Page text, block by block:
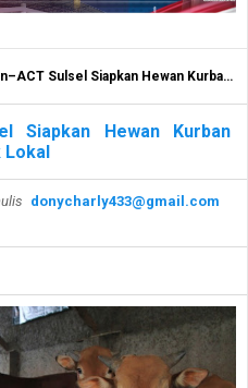
Siapkan Hewan Kurban Terbaik Bersama Peternak Lokal
Siapkan Hewan Kurban
donycharly433@gmail.com